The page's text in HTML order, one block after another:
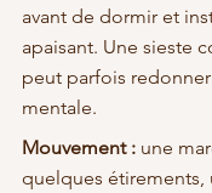
avant de dormir et
apaisant. Une sieste
peut parfois
mentale.
Mouvement : une
quelques étirements,